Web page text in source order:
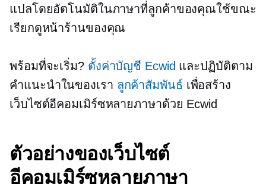
แปลโดยอัตโนมัติในภาษาที่ลูกค้าของคุณใช้ขณะ
เรียกดูหน้าร้านของคุณ
พร้อมที่จะเริ่ม? ตั้งค่าบัญชี Ecwid และปฏิบัติตาม
คำแนะนำในของเรา ลูกค้าสัมพันธ์ เพื่อสร้าง
เว็บไซต์อีคอมเมิร์ซหลายภาษาด้วย Ecwid
ตัวอย่างของเว็บไซต์
อีคอมเมิร์ซหลายภาษา